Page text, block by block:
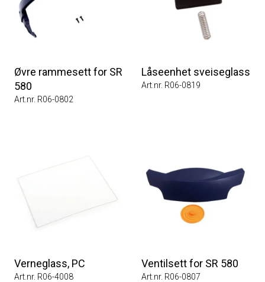
Øvre rammesett for SR
580
Art.nr. R06-0802
Låseenhet sveiseglass
Art.nr. R06-0819
Verneglass, PC
Art.nr. R06-4008
Ventilsett for SR 580
Art.nr. R06-0807